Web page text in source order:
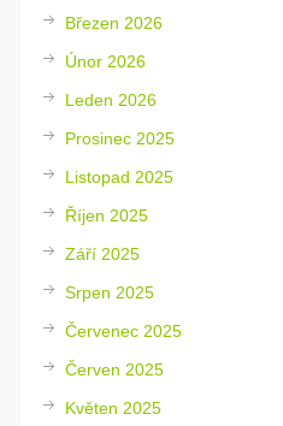
Březen 2026
Únor 2026
Leden 2026
Prosinec 2025
Listopad 2025
Říjen 2025
Září 2025
Srpen 2025
Červenec 2025
Červen 2025
Květen 2025